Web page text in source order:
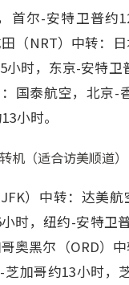
首尔-安特卫普约
（NRT）中转：日
小时，东京-安特卫
：国泰航空，北京-
小时。
机（适合访美顺道）
）中转：达美
时，纽约-安特卫
奥黑尔（ORD）
芝加哥约13小时，